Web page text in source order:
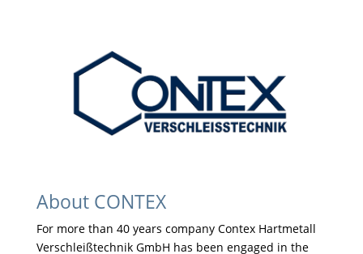
About CONTEX
For more than 40 years company Contex Hartmetall
Verschleißtechnik GmbH has been engaged in the